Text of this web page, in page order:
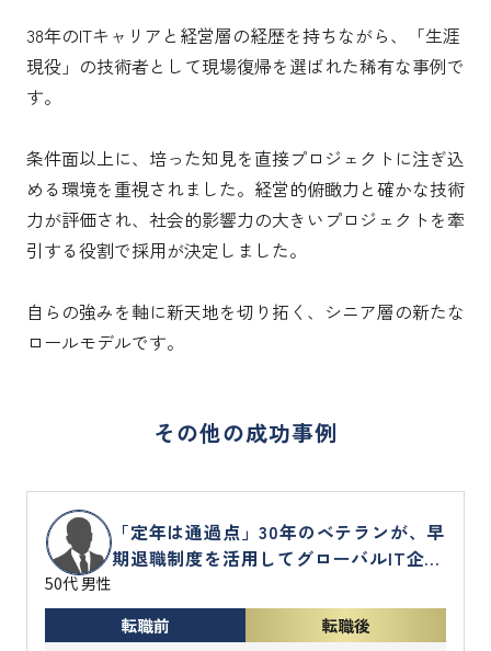
38年のITキャリアと経営層の経歴を持ちながら、「生涯
現役」の技術者として現場復帰を選ばれた稀有な事例で
す。
条件面以上に、培った知見を直接プロジェクトに注ぎ込
める環境を重視されました。経営的俯瞰力と確かな技術
力が評価され、社会的影響力の大きいプロジェクトを牽
引する役割で採用が決定しました。
自らの強みを軸に新天地を切り拓く、シニア層の新たな
ロールモデルです。
その他の成功事例
50代 男性
「定年は通過点」30年のベテランが、早
期退職制度を活用してグローバルIT企業
転職前 転職後